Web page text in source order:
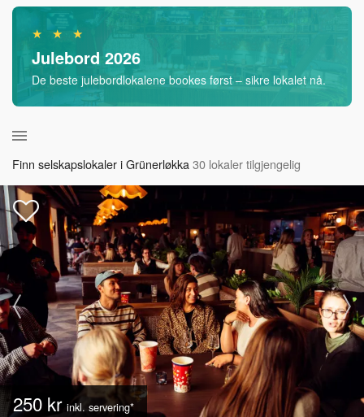
★ ★ ★
Julebord 2026
De beste julebordlokalene bookes først – sikre lokalet nå.
Finn selskapslokaler i Grünerløkka30 lokaler tilgjengelig
250 kr inkl. servering*